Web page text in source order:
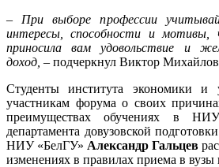
– При выборе профессии
интересы, способности и
приносила вам удовольствие и
доход, – подчеркнул Виктор
Студенты института экономики и
участникам форума о своих
преимуществах обучениях в
департамента довузовской
НИУ «БелГУ» Александр Гальцев
изменениях в правилах приема в вузы